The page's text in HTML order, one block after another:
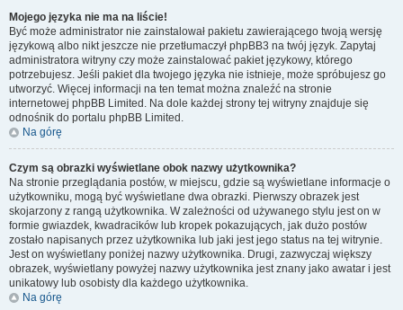
Mojego języka nie ma na liście!
Być może administrator nie zainstalował pakietu zawierającego twoją wersję
językową albo nikt jeszcze nie przetłumaczył phpBB3 na twój język. Zapytaj
administratora witryny czy może zainstalować pakiet językowy, którego
potrzebujesz. Jeśli pakiet dla twojego języka nie istnieje, może spróbujesz go
utworzyć. Więcej informacji na ten temat można znaleźć na stronie
internetowej phpBB Limited. Na dole każdej strony tej witryny znajduje się
odnośnik do portalu phpBB Limited.
Na górę
Czym są obrazki wyświetlane obok nazwy użytkownika?
Na stronie przeglądania postów, w miejscu, gdzie są wyświetlane informacje o
użytkowniku, mogą być wyświetlane dwa obrazki. Pierwszy obrazek jest
skojarzony z rangą użytkownika. W zależności od używanego stylu jest on w
formie gwiazdek, kwadracików lub kropek pokazujących, jak dużo postów
zostało napisanych przez użytkownika lub jaki jest jego status na tej witrynie.
Jest on wyświetlany poniżej nazwy użytkownika. Drugi, zazwyczaj większy
obrazek, wyświetlany powyżej nazwy użytkownika jest znany jako awatar i jest
unikatowy lub osobisty dla każdego użytkownika.
Na górę